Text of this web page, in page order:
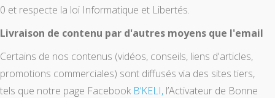
0 et respecte la loi Informatique et Libertés.
Livraison de contenu par d'autres moyens que l'email
Certains de nos contenus (vidéos, conseils, liens d'articles,
promotions commerciales) sont diffusés via des sites tiers,
tels que notre page Facebook B’KELI, l’Activateur de Bonne